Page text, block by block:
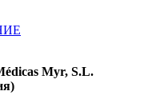
Myr, S.L.